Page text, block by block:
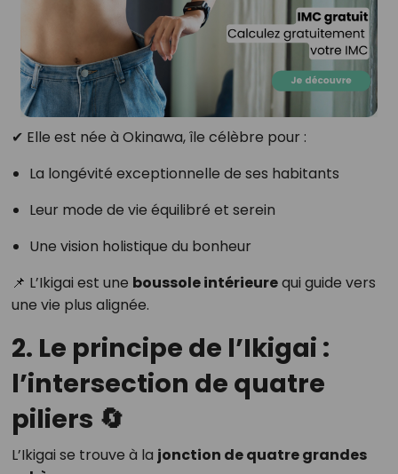
✔ Elle est née à Okinawa, île célèbre pour :
La longévité exceptionnelle de ses habitants
Leur mode de vie équilibré et serein
Une vision holistique du bonheur
📌 L’Ikigai est une boussole intérieurequi guide vers
une vie plus alignée.
2. Le principe de l’Ikigai :
l’intersection de quatre
piliers 🔄
L’Ikigai se trouve à la jonction de quatre grandes